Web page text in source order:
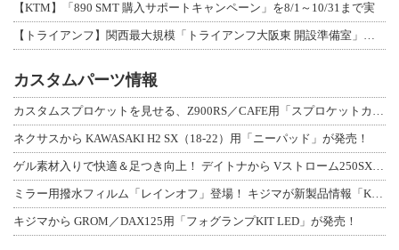
【KTM】「890 SMT 購入サポートキャンペーン」を8/1～10/31まで実
【トライアンフ】関西最大規模「トライアンフ大阪東 開設準備室」がオープン！ 限定
カスタムパーツ情報
カスタムスプロケットを見せる、Z900RS／CAFE用「スプロケットカバーフルキ
ネクサスから KAWASAKI H2 SX（18-22）用「ニーパッド」が発売！
ゲル素材入りで快適＆足つき向上！ デイトナから Vストローム250SX用「快適ロ
ミラー用撥水フィルム「レインオフ」登場！ キジマが新製品情報「KIJIMA NE
キジマから GROM／DAX125用「フォグランプKIT LED」が発売！